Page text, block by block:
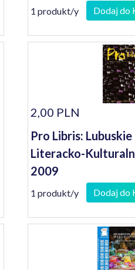
1 produkt/y Dodaj do
2,00 PLN
Pro Libris: Lubuskie
Literacko-
2009
1 produkt/y Dodaj do